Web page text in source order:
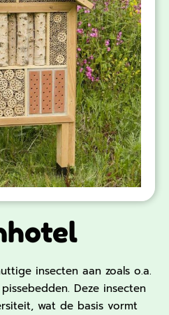
insecten aan zoals o.a.
Deze insecten
wat de basis vormt